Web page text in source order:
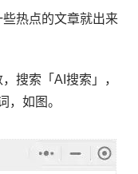
热点的文章就出来
搜索「AI搜索」，
，如图。